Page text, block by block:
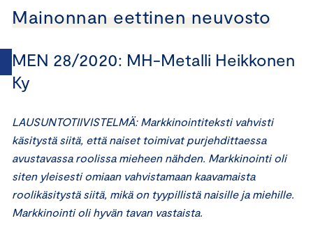
Mainonnan eettinen neuvosto
MEN 28/2020: MH-Metalli Heikkonen
Ky
LAUSUNTOTIIVISTELMÄ: Markkinointiteksti vahvisti
käsitystä siitä, että naiset toimivat purjehdittaessa
avustavassa roolissa mieheen nähden. Markkinointi oli
siten yleisesti omiaan vahvistamaan kaavamaista
roolikäsitystä siitä, mikä on tyypillistä naisille ja miehille.
Markkinointi oli hyvän tavan vastaista.